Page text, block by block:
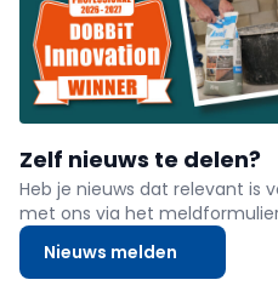
Zelf nieuws te delen?
Heb je nieuws dat relevant is
met ons via het
Nieuws melden